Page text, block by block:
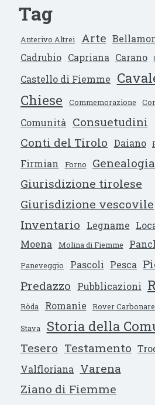
Tag
Anterivo Altrei Arte
Cadrubio Capriana Carano
Castello di Fiemme
Chiese
Commemorazione
Comunità
Consuetudini
Conti del Tirolo Daiano
Firmian Forno
Genealogia
Giurisdizione tirolese
Giurisdizione vescovile
Inventario
Legname
Moena Molina di Fiemme
Paneveggio Pascoli Pesca
Predazzo
Pubblicazioni
Ròda Romanìe Rover Carbonare
Stava Storia della
Tesero Testamento
Valfloriana
Varena
Ziano di Fiemme